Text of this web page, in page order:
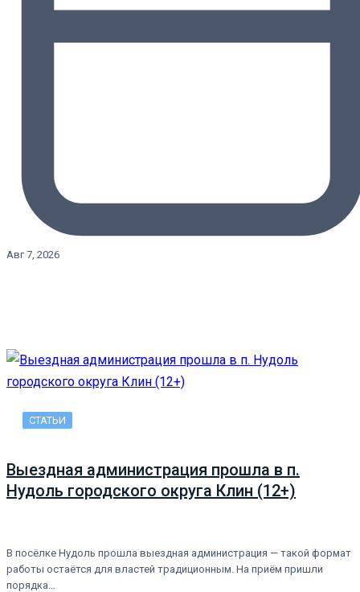
Авг 7, 2026
СТАТЬИ
Выездная администрация прошла в п.
Нудоль городского округа Клин (12+)
В посёлке Нудоль прошла выездная администрация — такой формат
работы остаётся для властей традиционным. На приём пришли
порядка…